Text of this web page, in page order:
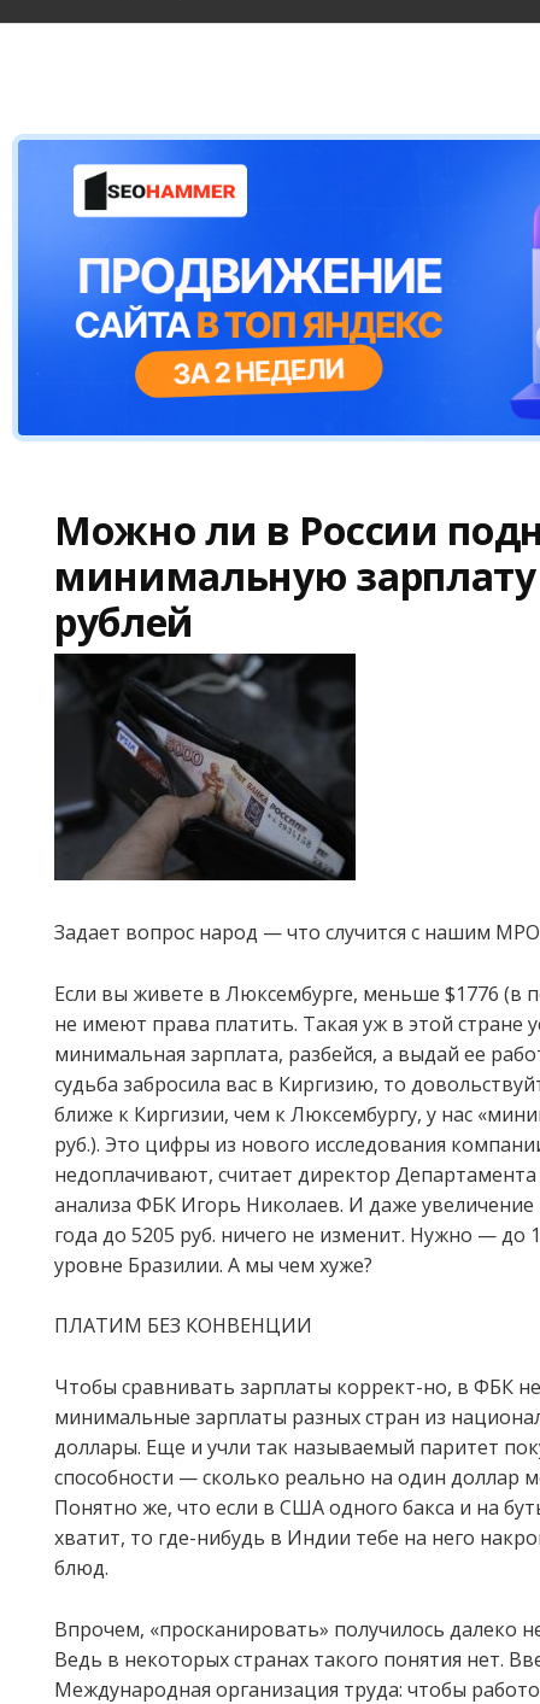
Можно ли в России
минимальную зарплату
рублей
Задает вопрос народ — что случится с нашим
Если вы живете в Люксембурге, меньше $1776 (в
не имеют права платить. Такая уж в этой стране
минимальная зарплата, разбейся, а выдай ее
судьба забросила вас в Киргизию, то
ближе к Киргизии, чем к Люксембургу, у нас
руб.). Это цифры из нового исследования
недоплачивают, считает директор Департамента
анализа ФБК Игорь Николаев. И даже
года до 5205 руб. ничего не изменит. Нужно — до
уровне Бразилии. А мы чем хуже?
ПЛАТИМ БЕЗ КОНВЕНЦИИ
Чтобы сравнивать зарплаты коррект-но, в ФБК
минимальные зарплаты разных стран из
доллары. Еще и учли так называемый паритет
способности — сколько реально на один доллар
Понятно же, что если в США одного бакса и на
хватит, то где-нибудь в Индии тебе на него
блюд.
Впрочем, «просканировать» получилось далеко
Ведь в некоторых странах такого понятия нет.
Международная организация труда: чтобы